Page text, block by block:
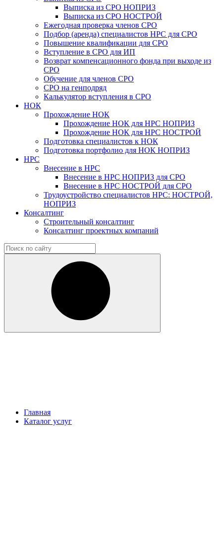
Выписка из СРО НОПРИЗ
Выписка из СРО НОСТРОЙ
Ежегодная проверка членов СРО
Подбор (аренда) специалистов НРС для СРО
Повышение квалификации для СРО
Вступление в СРО для ИП
Возврат компенсационного фонда при выходе из
СРО
Обучение для членов СРО
СРО на генподряд
Калькулятор вступления в СРО
НОК
Прохождение НОК
Прохождение НОК для НРС НОПРИЗ
Прохождение НОК для НРС НОСТРОЙ
Подготовка специалистов к НОК
Подготовка портфолио для НОК НОПРИЗ
НРС
Внесение в НРС
Внесение в НРС НОПРИЗ для СРО
Внесение в НРС НОСТРОЙ для СРО
Трудоустройство специалистов НРС: НОСТРОЙ,
НОПРИЗ
Консалтинг
Строительный консалтинг
Консалтинг проектных компаний
Главная
Каталог услуг